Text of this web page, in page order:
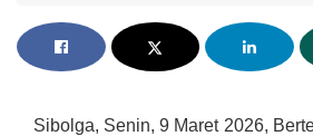
Sibolga, Senin, 9 Maret 2026,